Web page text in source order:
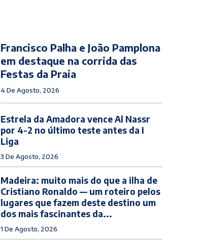
Francisco Palha e João Pamplona
em destaque na corrida das
Festas da Praia
4 De Agosto, 2026
Estrela da Amadora vence Al Nassr
por 4-2 no último teste antes da I
Liga
3 De Agosto, 2026
Madeira: muito mais do que a ilha de
Cristiano Ronaldo — um roteiro pelos
lugares que fazem deste destino um
dos mais fascinantes da...
1 De Agosto, 2026